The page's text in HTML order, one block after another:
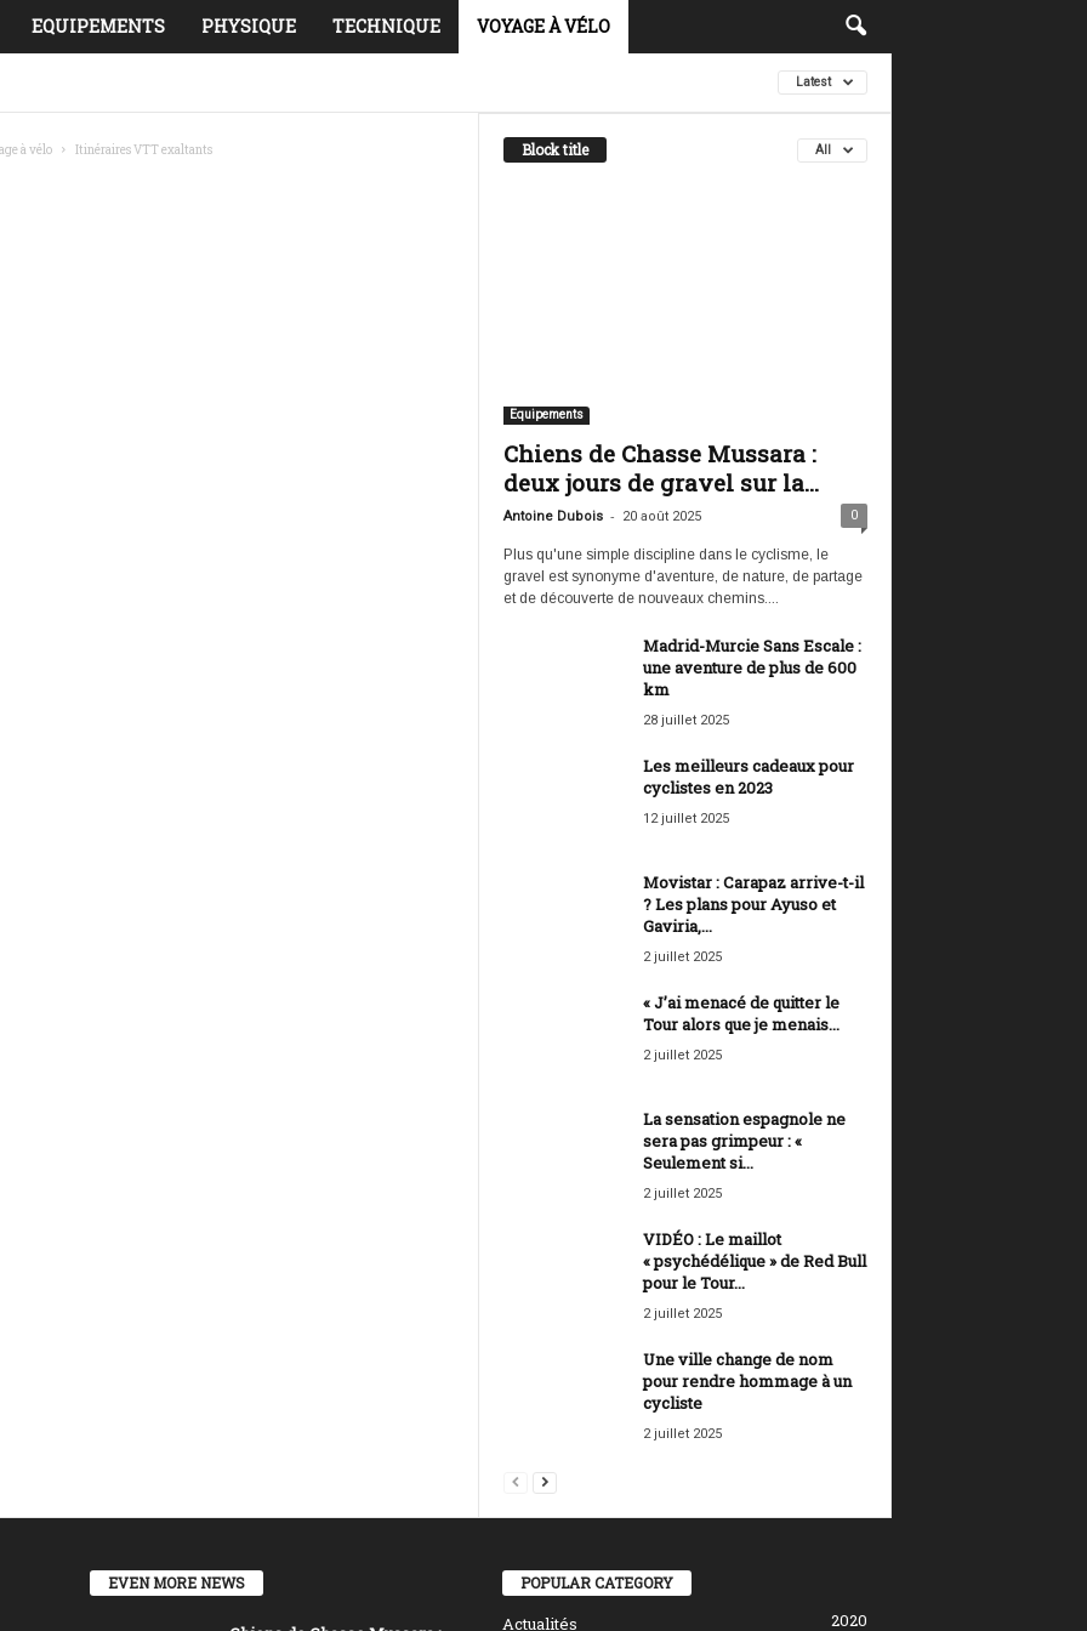
EQUIPEMENTS PHYSIQUE TECHNIQUE VOYAGE À VÉLO
Latest
à vélo Itinéraires VTT exaltants Block title All
Equipements
Chiens de Chasse Mussara :
deux jours de gravel sur la...
Antoine Dubois - 20 août 2025 0
Plus qu'une simple discipline dans le cyclisme, le
gravel est synonyme d'aventure, de nature, de partage
et de découverte de nouveaux chemins....
Madrid-Murcie Sans Escale :
une aventure de plus de 600
km
28 juillet 2025
Les meilleurs cadeaux pour
cyclistes en 2023
12 juillet 2025
Movistar : Carapaz arrive-t-il
? Les plans pour Ayuso et
Gaviria,...
2 juillet 2025
« J’ai menacé de quitter le
Tour alors que je menais...
2 juillet 2025
La sensation espagnole ne
sera pas grimpeur : «
Seulement si...
2 juillet 2025
VIDÉO : Le maillot
« psychédélique » de Red Bull
pour le Tour...
2 juillet 2025
Une ville change de nom
pour rendre hommage à un
cycliste
2 juillet 2025
EVEN MORE NEWS POPULAR CATEGORY
Actualités 2020